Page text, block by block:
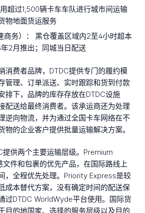
超过1,500辆卡车车队进行城市间运输
物地面货运服务
务）：
黑仓覆盖区域内2至4小时超本
2月推出；同城当日配送
消费者品牌，DTDC提供专门的履约模
管理、订单派送、实时跟踪和货到付款
排下，品牌的库存存放在DTDC设施
配送给最终消费者。该承运商还为处理
逆向物流，并为通过全国卡车网络在不
物的企业客户提供批量运输解决方案。
提供两个主要运输层级。Premium
件和包裹的优先产品，在国际路线上
，全程优先处理。Priority Express是较
成本替代方案，没有确定时间的配送保
过DTDC WorldWyde平台使用。国际货
目的地国家、选择的服务层级以及目的